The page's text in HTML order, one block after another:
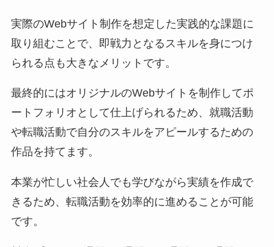
実際のWebサイト制作を想定した実践的な課題に
取り組むことで、即戦力となるスキルを身につけ
られる点も大きなメリットです。
最終的にはオリジナルのWebサイトを制作してポ
ートフォリオとして仕上げられるため、就職活動
や転職活動で自分のスキルをアピールするための
作品を持てます。
本業が忙しい社会人でも学びながら実績を作成で
きるため、転職活動を効率的に進めることが可能
です。